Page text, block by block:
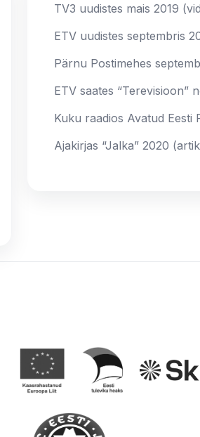
TV3 uudistes mais 2019
ETV uudistes septembris
Pärnu Postimehes
ETV saates “Terevisioon”
Kuku raadios Avatud Eesti
Ajakirjas “Jalka” 2020